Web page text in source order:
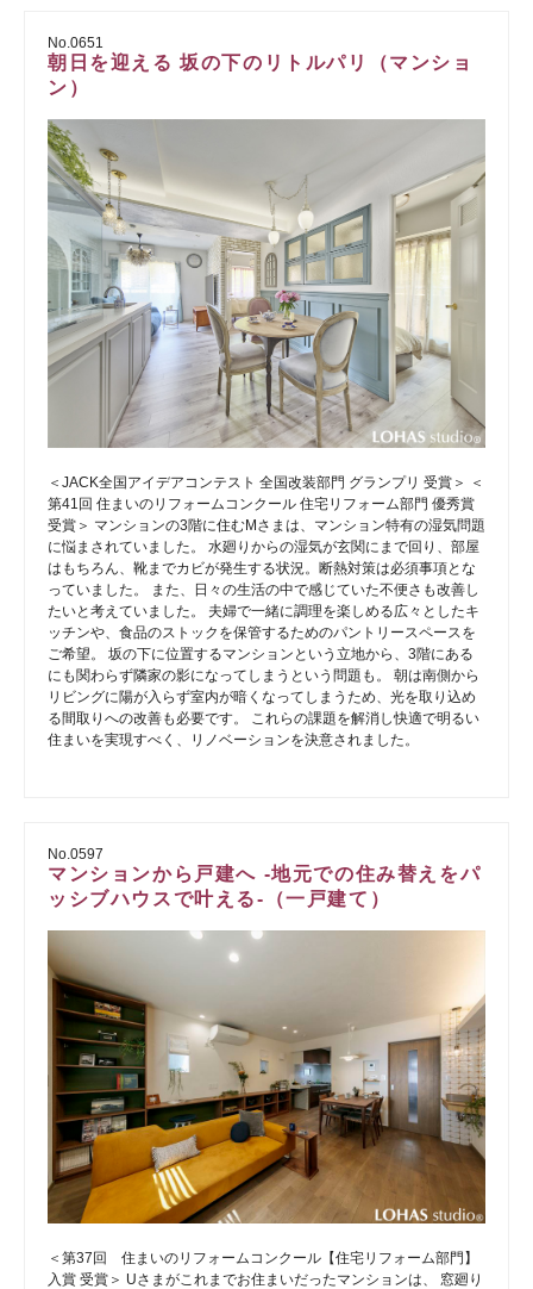
No.0651
朝日を迎える 坂の下のリトルパリ（マンショ
ン）
＜JACK全国アイデアコンテスト 全国改装部門 グランプリ 受賞＞ ＜
第41回 住まいのリフォームコンクール 住宅リフォーム部門 優秀賞
受賞＞ マンションの3階に住むMさまは、マンション特有の湿気問題
に悩まされていました。 水廻りからの湿気が玄関にまで回り、部屋
はもちろん、靴までカビが発生する状況。断熱対策は必須事項とな
っていました。 また、日々の生活の中で感じていた不便さも改善し
たいと考えていました。 夫婦で一緒に調理を楽しめる広々としたキ
ッチンや、食品のストックを保管するためのパントリースペースを
ご希望。 坂の下に位置するマンションという立地から、3階にある
にも関わらず隣家の影になってしまうという問題も。 朝は南側から
リビングに陽が入らず室内が暗くなってしまうため、光を取り込め
る間取りへの改善も必要です。 これらの課題を解消し快適で明るい
住まいを実現すべく、リノベーションを決意されました。
No.0597
マンションから戸建へ -地元での住み替えをパ
ッシブハウスで叶える-（一戸建て）
＜第37回 住まいのリフォームコンクール【住宅リフォーム部門】
入賞 受賞＞ Uさまがこれまでお住まいだったマンションは、 窓廻り